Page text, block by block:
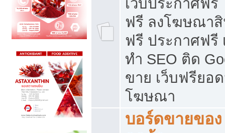
เว็บประกาศฟ
ฟรี ลงโฆษณา
ฟรี ประกาศฟรี
ทำ SEO ติด
ขาย เว็บฟรียอ
โฆษณา
บอร์ดขายของ